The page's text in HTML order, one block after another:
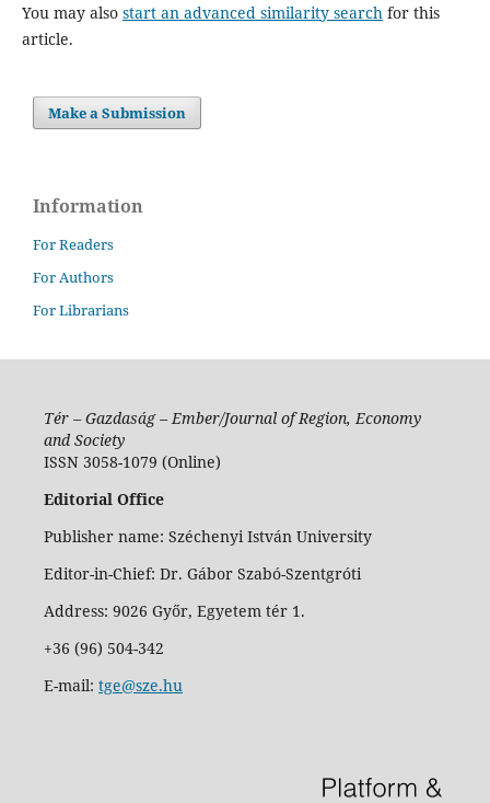
You may also start an advanced similarity search for this
article.
Make a Submission
Information
For Readers
For Authors
For Librarians
Tér – Gazdaság – Ember/Journal of Region, Economy
and Society
ISSN 3058-1079 (Online)
Editorial Office
Publisher name: Széchenyi István University
Editor-in-Chief: Dr. Gábor Szabó-Szentgróti
Address: 9026 Győr, Egyetem tér 1.
+36 (96) 504-342
E-mail: tge@sze.hu